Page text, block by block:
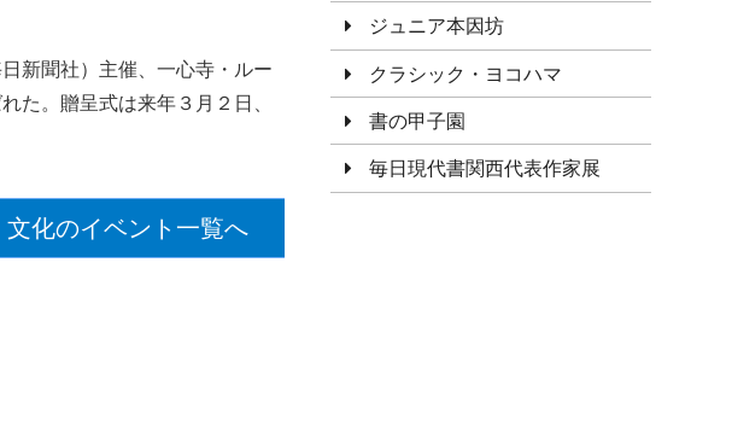
新聞社）主催、一心寺・ルー
た。贈呈式は来年３月２日、
文化のイベント一覧へ
ジュニア本因坊
クラシック・ヨコハマ
書の甲子園
毎日現代書関西代表作家展